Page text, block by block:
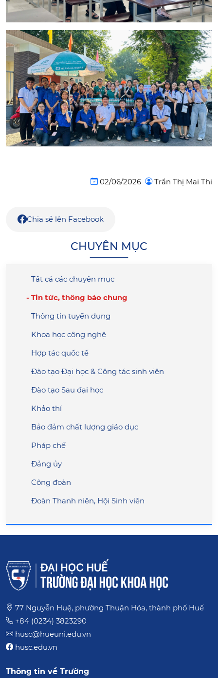
02/06/2026 Trần Thị Mai Thi
Chia sẻ lên Facebook
CHUYÊN MỤC
Tất cả các chuyên mục
Tin tức, thông báo chung
Thông tin tuyển dụng
Khoa học công nghệ
Hợp tác quốc tế
Đào tạo Đại học & Công tác sinh viên
Đào tạo Sau đại học
Khảo thí
Bảo đảm chất lượng giáo dục
Pháp chế
Đảng ủy
Công đoàn
Đoàn Thanh niên, Hội Sinh viên
77 Nguyễn Huệ, phường Thuận Hóa, thành phố Huế
+84 (0234) 3823290
husc@hueuni.edu.vn
husc.edu.vn
Thông tin về Trường